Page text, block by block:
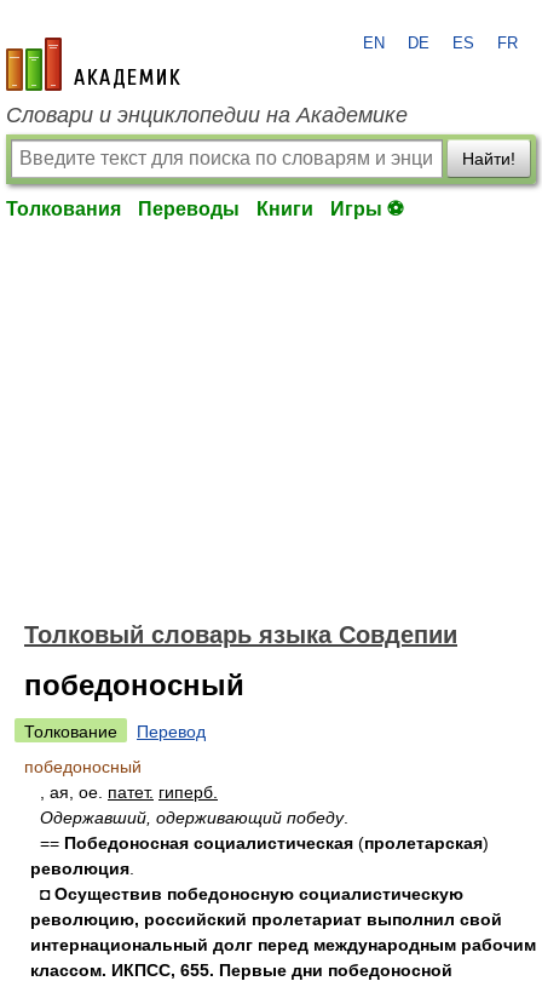
academic.ru
EN DE ES FR
Словари и энциклопедии на Академике
Найти!
Толкования Переводы Книги Игры ⚽
Толковый словарь языка Совдепии
победоносный
Толкование
Перевод
победоносный
, ая, ое. патет. гиперб.
Одержавший, одерживающий победу.
== Победоносная социалистическая (пролетарская)
революция
◘ Осуществив победоносную социалистическую
революцию, российский пролетариат выполнил свой
интернациональный долг перед международным рабочим
классом. ИКПСС, 655. Первые дни победоносной